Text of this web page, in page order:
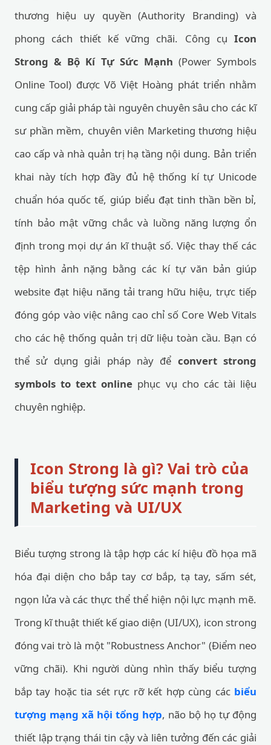
thương hiệu uy quyền (Authority Branding) và
phong cách thiết kế vững chãi. Công cụ Icon
Strong & Bộ Kí Tự Sức Mạnh (Power Symbols
Online Tool) được Võ Việt Hoàng phát triển nhằm
cung cấp giải pháp tài nguyên chuyên sâu cho các kĩ
sư phần mềm, chuyên viên Marketing thương hiệu
cao cấp và nhà quản trị hạ tầng nội dung. Bản triển
khai này tích hợp đầy đủ hệ thống kí tự Unicode
chuẩn hóa quốc tế, giúp biểu đạt tinh thần bền bỉ,
tính bảo mật vững chắc và luồng năng lượng ổn
định trong mọi dự án kĩ thuật số. Việc thay thế các
tệp hình ảnh nặng bằng các kí tự văn bản giúp
website đạt hiệu năng tải trang hữu hiệu, trực tiếp
đóng góp vào việc nâng cao chỉ số Core Web Vitals
cho các hệ thống quản trị dữ liệu toàn cầu. Bạn có
thể sử dụng giải pháp này để convert strong
symbols to text online phục vụ cho các tài liệu
chuyên nghiệp.
Icon Strong là gì? Vai trò của
biểu tượng sức mạnh trong
Marketing và UI/UX
Biểu tượng strong là tập hợp các kí hiệu đồ họa mã
hóa đại diện cho bắp tay cơ bắp, tạ tay, sấm sét,
ngọn lửa và các thực thể thể hiện nội lực mạnh mẽ.
Trong kĩ thuật thiết kế giao diện (UI/UX), icon strong
đóng vai trò là một "Robustness Anchor" (Điểm neo
vững chãi). Khi người dùng nhìn thấy biểu tượng
bắp tay hoặc tia sét rực rỡ kết hợp cùng các biểu
tượng mạng xã hội tổng hợp, não bộ họ tự động
thiết lập trạng thái tin cậy và liên tưởng đến các giải